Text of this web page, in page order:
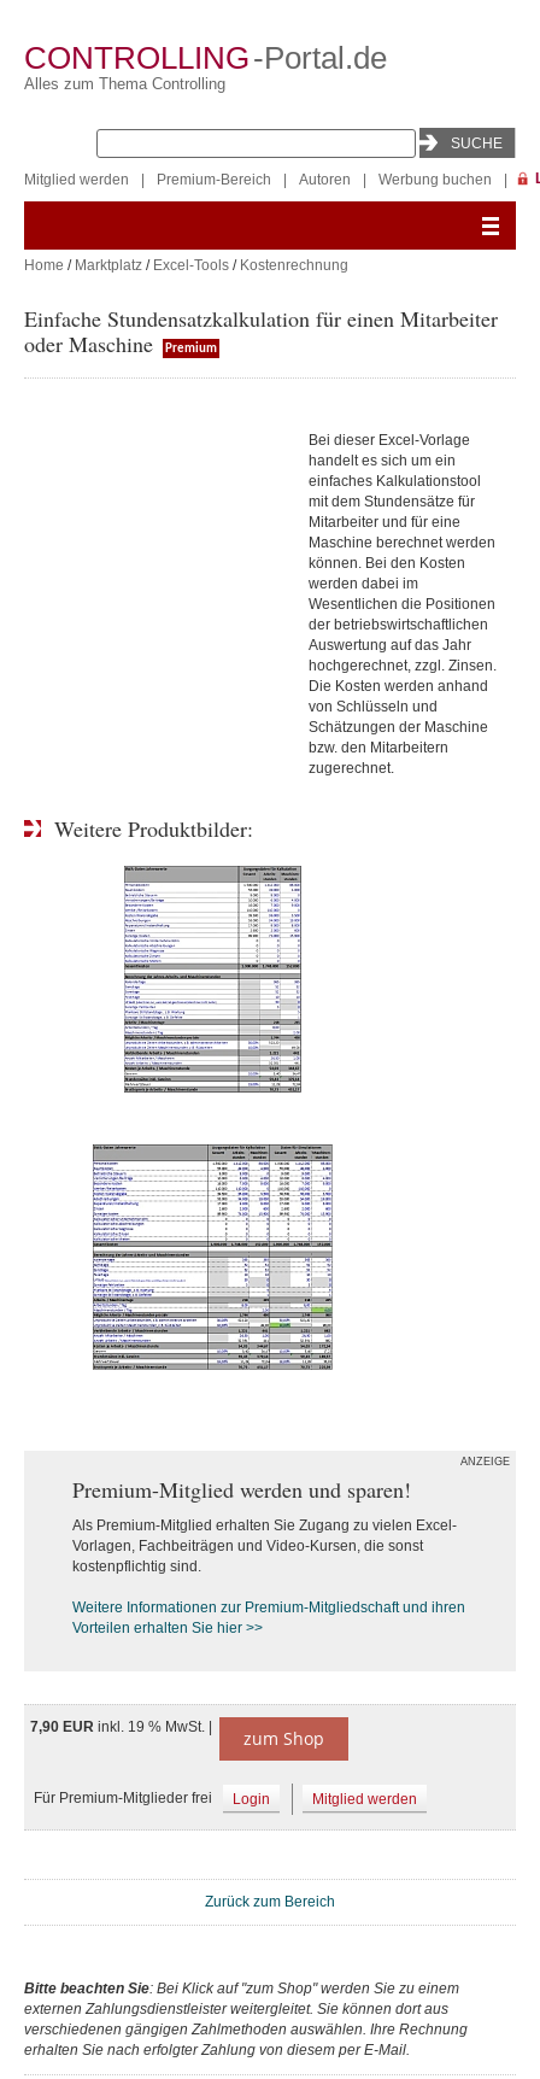
CONTROLLING-Portal.de
Alles zum Thema Controlling
Mitglied werden Premium-Bereich Autoren Werbung buchen
Home / Marktplatz / Excel-Tools / Kostenrechnung
Einfache Stundensatzkalkulation für einen Mitarbeiter
oder Maschine
Premium
Bei dieser Excel-Vorlage
handelt es sich um ein
einfaches Kalkulationstool
mit dem Stundensätze für
Mitarbeiter und für eine
Maschine berechnet werden
können. Bei den Kosten
werden dabei im
Wesentlichen die Positionen
der betriebswirtschaftlichen
Auswertung auf das Jahr
hochgerechnet, zzgl. Zinsen.
Die Kosten werden anhand
von Schlüsseln und
Schätzungen der Maschine
bzw. den Mitarbeitern
zugerechnet.
Weitere Produktbilder:
ANZEIGE
Premium-Mitglied werden und sparen!
Als Premium-Mitglied erhalten Sie Zugang zu vielen Excel-
Vorlagen, Fachbeiträgen und Video-Kursen, die sonst
kostenpflichtig sind.
Weitere Informationen zur Premium-Mitgliedschaft und ihren
Vorteilen erhalten Sie hier >>
7,90 EUR inkl. 19 % MwSt. | zum Shop
Für Premium-Mitglieder frei Login Mitglied werden
Zurück zum Bereich
Bitte beachten Sie: Bei Klick auf "zum Shop" werden Sie zu einem
externen Zahlungsdienstleister weitergleitet. Sie können dort aus
verschiedenen gängigen Zahlmethoden auswählen. Ihre Rechnung
erhalten Sie nach erfolgter Zahlung von diesem per E-Mail.